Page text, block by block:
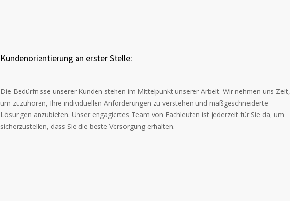
Kundenorientierung an erster Stelle:
Die Bedürfnisse unserer Kunden stehen im Mittelpunkt unserer Arbeit. Wir nehmen uns Zeit,
um zuzuhören, Ihre individuellen Anforderungen zu verstehen und maßgeschneiderte
Lösungen anzubieten. Unser engagiertes Team von Fachleuten ist jederzeit für Sie da, um
sicherzustellen, dass Sie die beste Versorgung erhalten.